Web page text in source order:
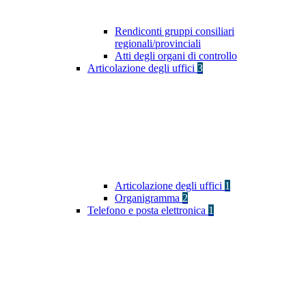
Rendiconti gruppi consiliari
regionali/provinciali
Atti degli organi di controllo
Articolazione degli uffici 3
Articolazione degli uffici 1
Organigramma 2
Telefono e posta elettronica 1